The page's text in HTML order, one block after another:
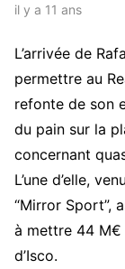
il y a 11 ans
L’arrivée de
permettre au
refonte de son
du pain sur la
concernant
L’une d’elle,
“Mirror Sport”,
à mettre 44 M€
d’Isco.